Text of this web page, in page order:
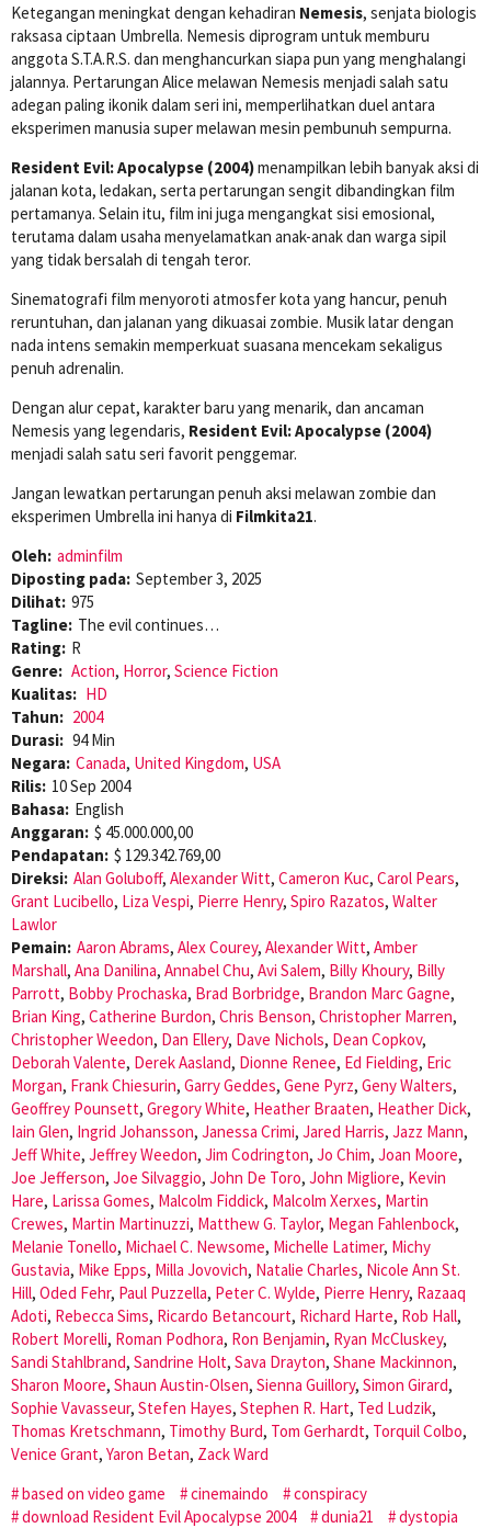
Ketegangan meningkat dengan kehadiran Nemesis, senjata biologis
raksasa ciptaan Umbrella. Nemesis diprogram untuk memburu
anggota S.T.A.R.S. dan menghancurkan siapa pun yang menghalangi
jalannya. Pertarungan Alice melawan Nemesis menjadi salah satu
adegan paling ikonik dalam seri ini, memperlihatkan duel antara
eksperimen manusia super melawan mesin pembunuh sempurna.
Resident Evil: Apocalypse (2004)menampilkan lebih banyak aksi di
jalanan kota, ledakan, serta pertarungan sengit dibandingkan film
pertamanya. Selain itu, film ini juga mengangkat sisi emosional,
terutama dalam usaha menyelamatkan anak-anak dan warga sipil
yang tidak bersalah di tengah teror.
Sinematografi film menyoroti atmosfer kota yang hancur, penuh
reruntuhan, dan jalanan yang dikuasai zombie. Musik latar dengan
nada intens semakin memperkuat suasana mencekam sekaligus
penuh adrenalin.
Dengan alur cepat, karakter baru yang menarik, dan ancaman
Nemesis yang legendaris, Resident Evil: Apocalypse (2004)
menjadi salah satu seri favorit penggemar.
Jangan lewatkan pertarungan penuh aksi melawan zombie dan
eksperimen Umbrella ini hanya di Filmkita21.
Oleh: adminfilm
Diposting pada: September 3, 2025
Dilihat: 975
Tagline: The evil continues…
Rating: R
Genre: Action, Horror, Science Fiction
Kualitas: HD
Tahun: 2004
Durasi: 94 Min
Negara: Canada, United Kingdom, USA
Rilis: 10 Sep 2004
Bahasa: English
Anggaran: $ 45.000.000,00
Pendapatan: $ 129.342.769,00
Direksi: Alan Goluboff, Alexander Witt, Cameron Kuc, Carol Pears,
Grant Lucibello, Liza Vespi, Pierre Henry, Spiro Razatos, Walter
Lawlor
Pemain: Aaron Abrams, Alex Courey, Alexander Witt, Amber
Marshall, Ana Danilina, Annabel Chu, Avi Salem, Billy Khoury, Billy
Parrott, Bobby Prochaska, Brad Borbridge, Brandon Marc Gagne,
Brian King, Catherine Burdon, Chris Benson, Christopher Marren,
Christopher Weedon, Dan Ellery, Dave Nichols, Dean Copkov,
Deborah Valente, Derek Aasland, Dionne Renee, Ed Fielding, Eric
Morgan, Frank Chiesurin, Garry Geddes, Gene Pyrz, Geny Walters,
Geoffrey Pounsett, Gregory White, Heather Braaten, Heather Dick,
Iain Glen, Ingrid Johansson, Janessa Crimi, Jared Harris, Jazz Mann,
Jeff White, Jeffrey Weedon, Jim Codrington, Jo Chim, Joan Moore,
Joe Jefferson, Joe Silvaggio, John De Toro, John Migliore, Kevin
Hare, Larissa Gomes, Malcolm Fiddick, Malcolm Xerxes, Martin
Crewes, Martin Martinuzzi, Matthew G. Taylor, Megan Fahlenbock,
Melanie Tonello, Michael C. Newsome, Michelle Latimer, Michy
Gustavia, Mike Epps, Milla Jovovich, Natalie Charles, Nicole Ann St.
Hill, Oded Fehr, Paul Puzzella, Peter C. Wylde, Pierre Henry, Razaaq
Adoti, Rebecca Sims, Ricardo Betancourt, Richard Harte, Rob Hall,
Robert Morelli, Roman Podhora, Ron Benjamin, Ryan McCluskey,
Sandi Stahlbrand, Sandrine Holt, Sava Drayton, Shane Mackinnon,
Sharon Moore, Shaun Austin-Olsen, Sienna Guillory, Simon Girard,
Sophie Vavasseur, Stefen Hayes, Stephen R. Hart, Ted Ludzik,
Thomas Kretschmann, Timothy Burd, Tom Gerhardt, Torquil Colbo,
Venice Grant, Yaron Betan, Zack Ward
based on video game
cinemaindo
conspiracy
download Resident Evil Apocalypse 2004
dunia21 dystopia